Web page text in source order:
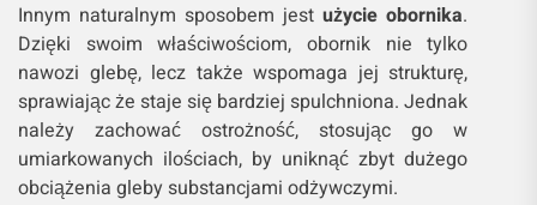
Innym naturalnym sposobem jestużycie obornika.
Dzięki swoim właściwościom, obornik nie tylko
nawozi glebę, lecz także wspomaga jej strukturę,
sprawiając że staje się bardziej spulchniona. Jednak
należy zachować ostrożność, stosując go w
umiarkowanych ilościach, by uniknąć zbyt dużego
obciążenia gleby substancjami odżywczymi.